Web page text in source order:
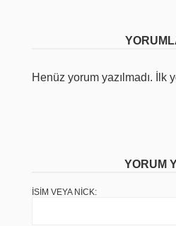
Henüz yorum yazılmadı. İlk
YORUM
İSIM VEYA NICK: